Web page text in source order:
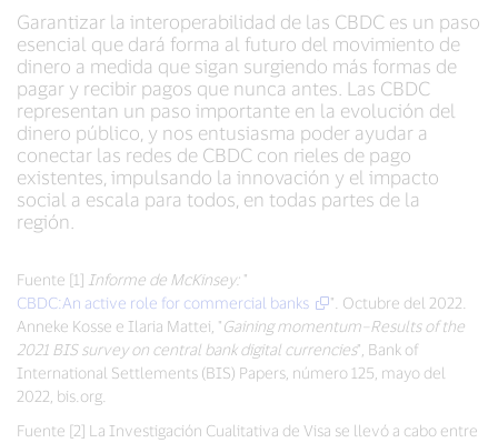
Garantizar la interoperabilidad de las CBDC es un paso
esencial que dará forma al futuro del movimiento de
dinero a medida que sigan surgiendo más formas de
pagar y recibir pagos que nunca antes. Las CBDC
representan un paso importante en la evolución del
dinero público, y nos entusiasma poder ayudar a
conectar las redes de CBDC con rieles de pago
existentes, impulsando la innovación y el impacto
social a escala para todos, en todas partes de la
región.
Fuente [1] Informe de McKinsey: "
CBDC:An active role for commercial banks
". Octubre del 2022.
Anneke Kosse e Ilaria Mattei, "Gaining momentum–Results of the
2021 BIS survey on central bank digital currencies", Bank of
International Settlements (BIS) Papers, número 125, mayo del
2022, bis.org.
Fuente [2] La Investigación Cualitativa de Visa se llevó a cabo entre